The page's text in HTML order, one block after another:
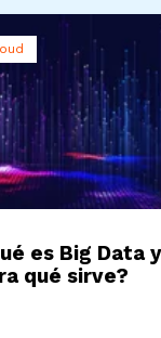
es Big Data y
qué sirve?